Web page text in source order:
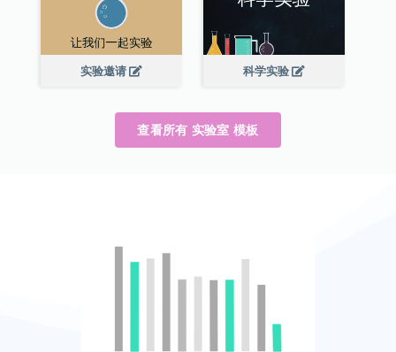
实验邀请 科学实验
查看所有 实验室 模板